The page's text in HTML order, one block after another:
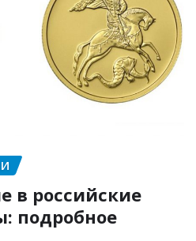
в российские
подробное